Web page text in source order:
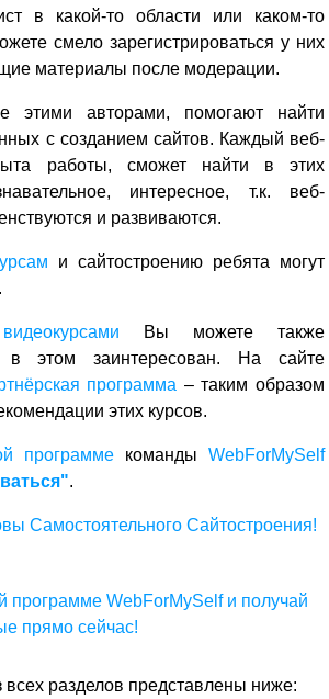
в какой-то области или каком-то
смело зарегистрироваться у них
материалы после модерации.
этими авторами, помогают найти
с созданием сайтов. Каждый веб-
работы, сможет найти в этих
интересное, т.к. веб-
и развиваются.
и сайтостроению ребята могут
видеокурсами Вы можете также
в этом заинтересован. На сайте
программа – таким образом
этих курсов.
программекомандыWebForMySelf
.
разделов представлены ниже: